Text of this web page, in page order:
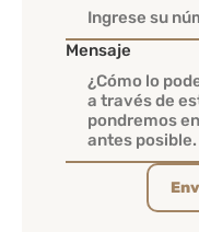
Mensaje